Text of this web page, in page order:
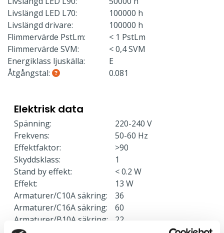
Livslängd LED L70:
100000 h
Livslängd drivare:
100000 h
Flimmervärde PstLm:
< 1 PstLm
Flimmervärde SVM:
< 0,4 SVM
Energiklass ljuskälla:
E
Åtgångstal:
0.081
Elektrisk data
Spänning:
220-240 V
Frekvens:
50-60 Hz
Effektfaktor:
>90
Skyddsklass:
1
Stand by effekt:
< 0.2 W
Effekt:
13 W
Armaturer/C10A säkring:
36
Armaturer/C16A säkring:
60
Armaturer/B10A säkring:
22